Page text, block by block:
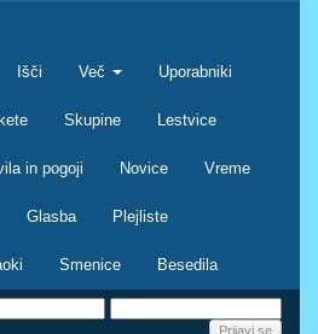
Išči Več Uporabniki
Skupine Lestvice
in pogoji Novice Vreme
Glasba Plejliste
Smenice Besedila